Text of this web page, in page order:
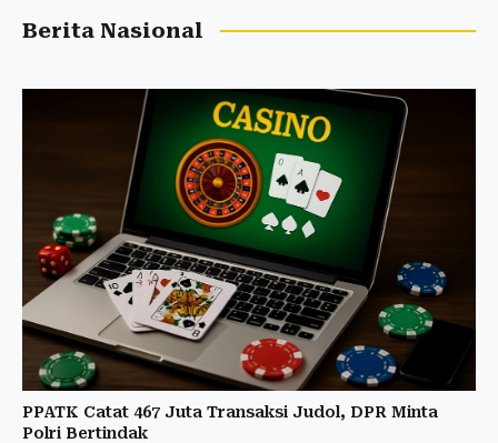
Berita Nasional
PPATK Catat 467 Juta Transaksi Judol, DPR Minta
Polri Bertindak